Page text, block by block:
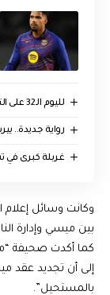
لليوم الـ32 على التوالي.. رونالدو يواصل الغياب عن النصر
رواية جديدة..
غربلة كبرى في
وكانت وسائل
بين ميسي وإدارة
كما أكدت صحيفة
إلى أن تجديد عقد
بالمستحيل”.